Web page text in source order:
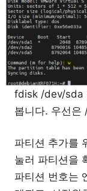
fdisk /dev/sda
봅니다. 우선은
파티션 추가를
눌러 파티션을
파티션 번호는